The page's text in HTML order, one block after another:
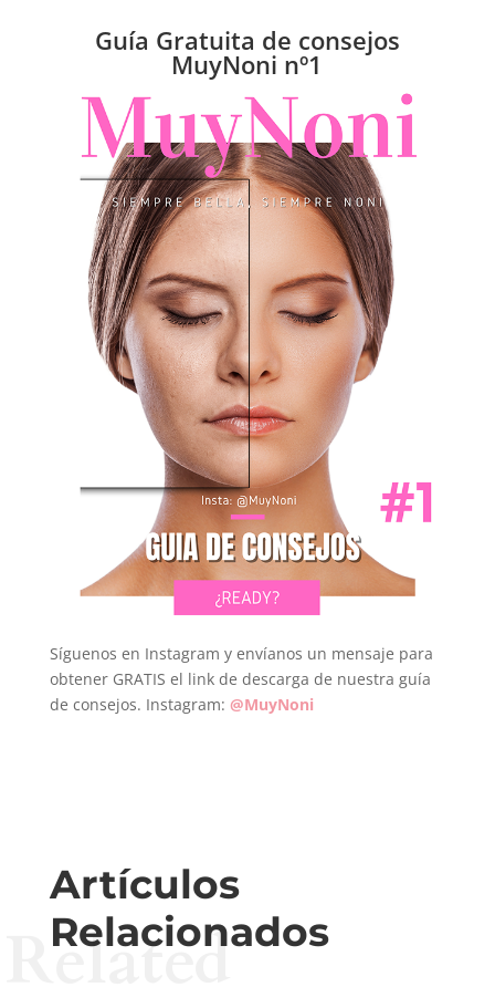
Guía Gratuita de consejos
MuyNoni nº1
Síguenos en Instagram y envíanos un mensaje para
obtener GRATIS el link de descarga de nuestra guía
de consejos. Instagram: @MuyNoni
Artículos
Relacionados
Related